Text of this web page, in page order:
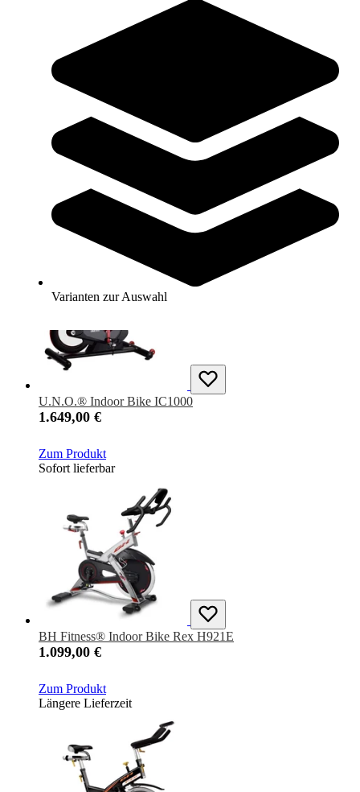
Varianten zur Auswahl
BH Fitness® Indoor Bike Stratos H9178B
Zum Produkt
Längere Lieferzeit
U.N.O.® Indoor Bike IC1000
1.649,00 €
Zum Produkt
Sofort lieferbar
BH Fitness® Indoor Bike Rex H921E
1.099,00 €
Zum Produkt
Längere Lieferzeit